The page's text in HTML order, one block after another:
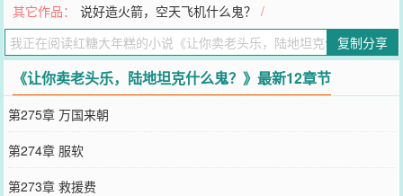
车，为了他手中的大订单，苏进使出浑身解数打造最强全地形车。金
属陶瓷液晶弹性材料复合板：抗穿甲能力相当于均质钢十倍，还能自
动恢复原状，重量却只有一半！高分子特种玻璃：防弹能力是现有最
强防弹玻璃三倍！超高强度合金钢：屈服强度1500Mpa，强度远超现
在所有钢材！......拿到成品后，毛熊直接拿来当做陆地坦克。毛熊：
“这车实在太好用了，不仅动力强劲，而且防护一流。”当苏进在新闻
上看到自己的心血力作时都懵逼了。不是，我真的只是想造一辆好车
而已啊！
您要是觉得《
忘记向您QQ群和微博微信里的朋友推荐哦！
其它作品： 说好造火箭，空天飞机什么鬼？
/
复制分享
《让你卖老头乐，陆地坦克什么鬼？》最新12章节
第275章 万国来朝
第274章 服软
第273章 救援费